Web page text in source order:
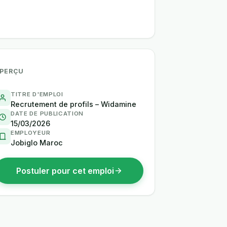
TITRE D'EMPLOI
Recrutement de profils – Widamine
DATE DE PUBLICATION
15/03/2026
EMPLOYEUR
Jobiglo Maroc
Postuler pour cet emploi